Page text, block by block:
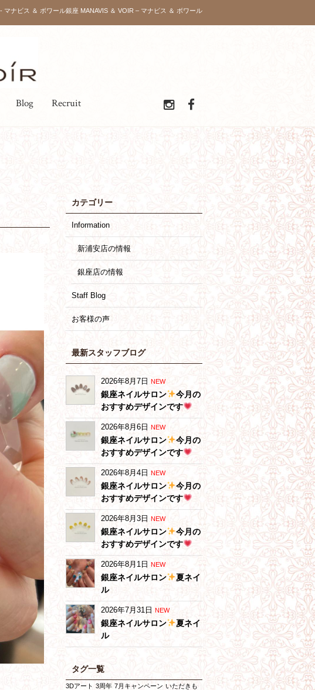
マナビス ＆ ボワール銀座 MANAVIS ＆ VOIR – マナビス ＆ ボワール
Blog Recruit
カテゴリー
Information
新浦安店の情報
銀座店の情報
Staff Blog
お客様の声
最新スタッフブログ
2026年8月7日 NEW
銀座ネイルサロン
今月の
おすすめデザインです
2026年8月6日 NEW
銀座ネイルサロン
今月の
おすすめデザインです
2026年8月4日 NEW
銀座ネイルサロン
今月の
おすすめデザインです
2026年8月3日 NEW
銀座ネイルサロン
今月の
おすすめデザインです
2026年8月1日 NEW
銀座ネイルサロン
夏ネイ
ル
2026年7月31日 NEW
銀座ネイルサロン
夏ネイ
ル
タグ一覧
3Dアート 3周年 7月キャンペーン いただきも